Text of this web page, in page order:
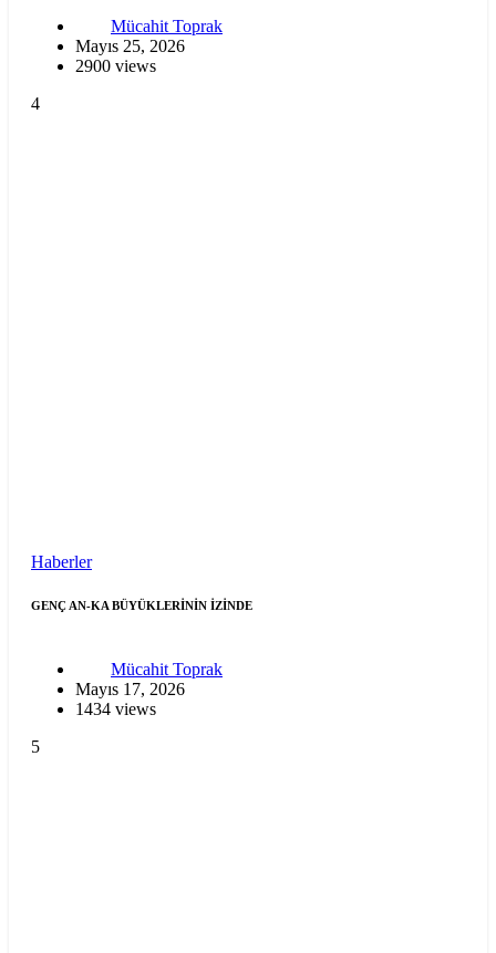
Mücahit Toprak
Mayıs 25, 2026
2900 views
4
Haberler
GENÇ AN-KA BÜYÜKLERİNİN İZİNDE
Mücahit Toprak
Mayıs 17, 2026
1434 views
5